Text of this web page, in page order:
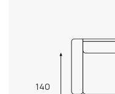
140